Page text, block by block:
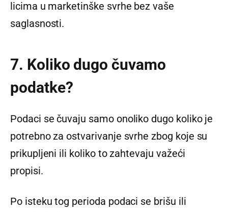
licima u marketinške svrhe bez vaše
saglasnosti.
7. Koliko dugo čuvamo
podatke?
Podaci se čuvaju samo onoliko dugo koliko je
potrebno za ostvarivanje svrhe zbog koje su
prikupljeni ili koliko to zahtevaju važeći
propisi.
Po isteku tog perioda podaci se brišu ili